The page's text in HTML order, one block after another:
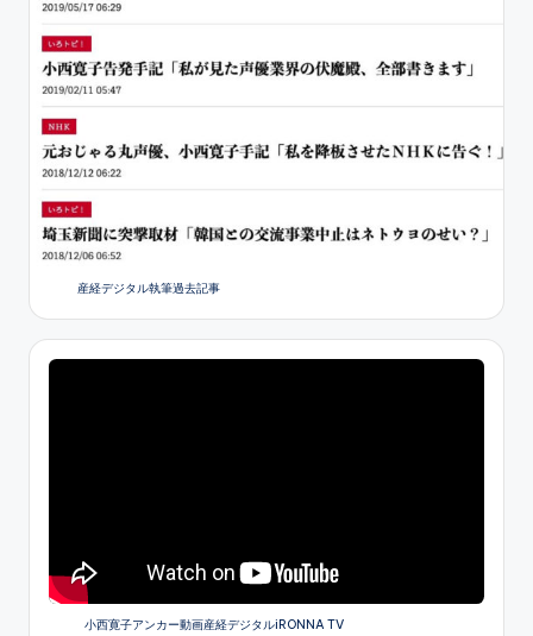
産経デジタル執筆過去記事
小西寛子アンカー動画産経デジタルiRONNA TV